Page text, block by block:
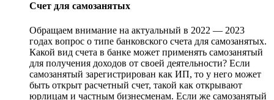
Счет для самозанятых
Обращаем внимание на актуальный в 2022 — 2023
годах вопрос о типе банковского счета для самозанятых.
Какой вид счета в банке может применять самозанятый
для получения доходов от своей деятельности? Если
самозанятый зарегистрирован как ИП, то у него может
быть открыт расчетный счет, такой как открывают
юрлицам и частным бизнесменам. Если же самозанятый